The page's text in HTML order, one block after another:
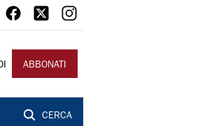
ABBONATI
CERCA